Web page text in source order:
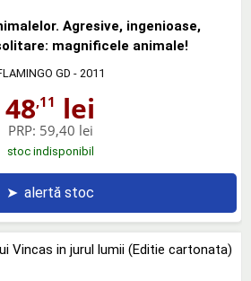
Agresive, ingenioase,
magnificele animale!
GD - 2011
48,11 lei
PRP: 59,40 lei
stoc indisponibil
➤ alertă stoc